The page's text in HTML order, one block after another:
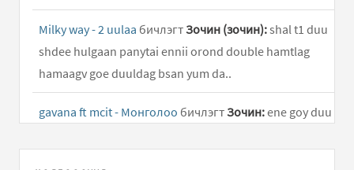
Milky way - 2 uulaa бичлэгтЗочин (зочин):shal t1 duu
shdee hulgaan panytai ennii orond double hamtlag
hamaagv goe duuldag bsan yum da..
gavana ft mcit - Монголоо бичлэгтЗочин:ene goy duu